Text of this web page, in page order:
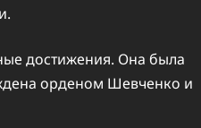
достижения. Она была
орденом Шевченко и